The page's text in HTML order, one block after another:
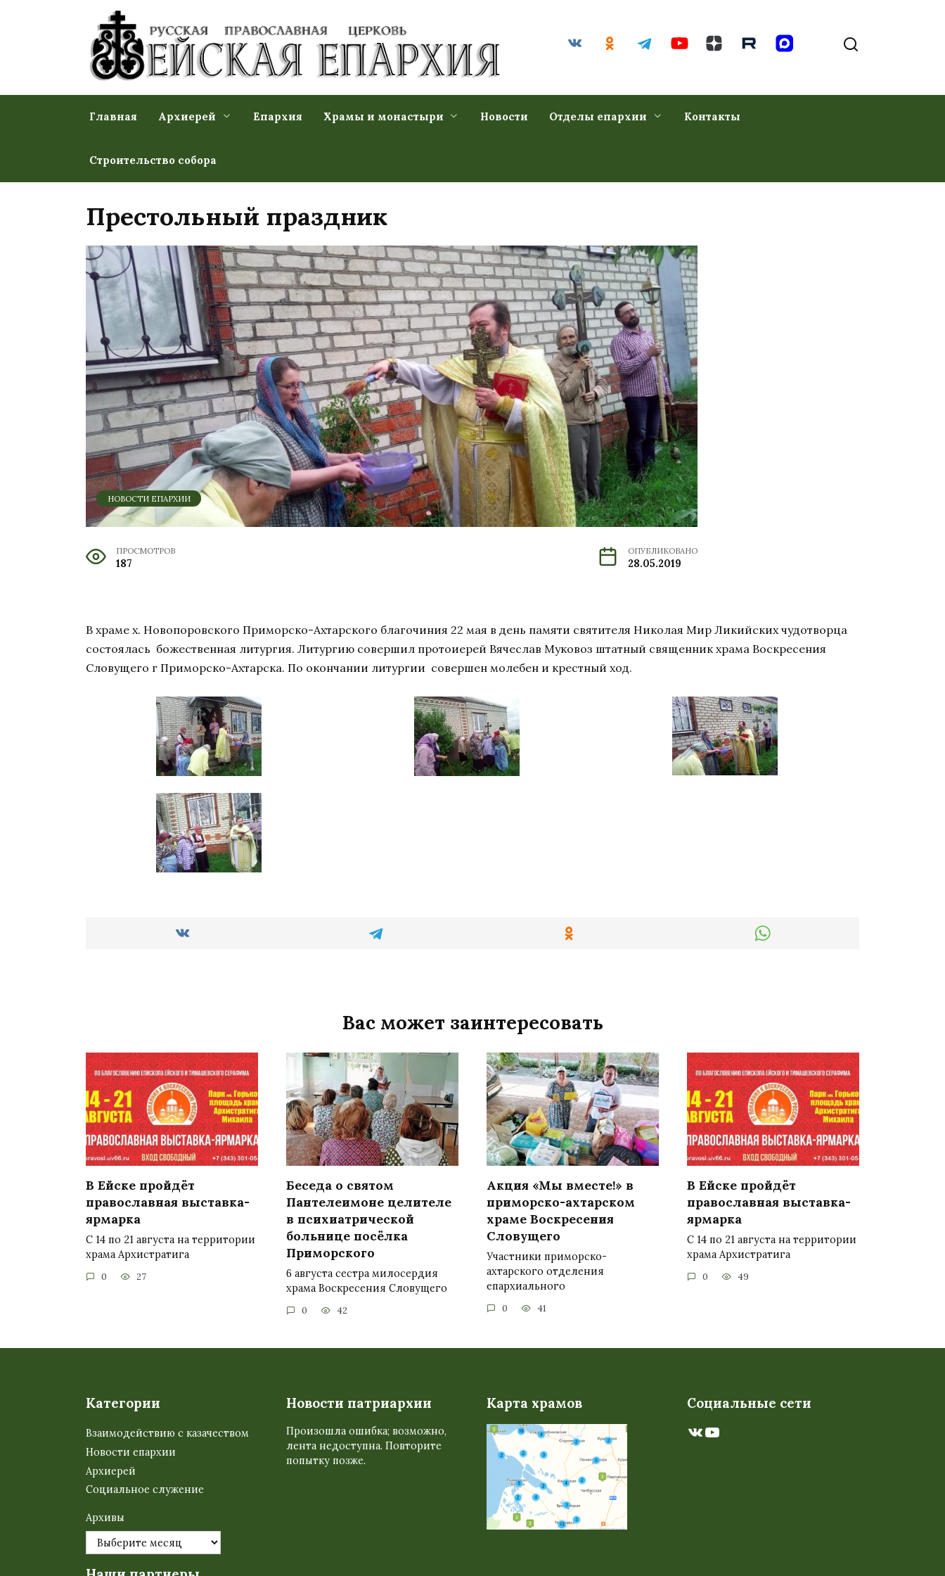
Главная Архиерей Епархия Храмы и монастыри Новости Отделы епархии Контакты
Строительство собора
Престольный праздник
НОВОСТИ ЕПАРХИИ
ПРОСМОТРОВ
187
ОПУБЛИКОВАНО
28.05.2019
В храме х. Новопоровского Приморско-Ахтарского благочиния 22 мая в день памяти святителя Николая Мир Ликийских чудотворца
состоялась божественная литургия. Литургию совершил протоиерей Вячеслав Муковоз штатный священник храма Воскресения
Словущего г Приморско-Ахтарска. По окончании литургии совершен молебен и крестный ход.
Вас может заинтересовать
В Ейске пройдёт
православная выставка-
ярмарка
С 14 по 21 августа на территории
храма Архистратига
0 27
Беседа о святом
Пантелеимоне целителе
в психиатрической
больнице посёлка
Приморского
6 августа сестра милосердия
храма Воскресения Словущего
0 42
Акция «Мы вместе!» в
приморско-ахтарском
храме Воскресения
Словущего
Участники приморско-
ахтарского отделения
епархиального
0 41
В Ейске пройдёт
православная выставка-
ярмарка
С 14 по 21 августа на территории
храма Архистратига
0 49
Категории
Взаимодействию с казачеством
Новости епархии
Архиерей
Социальное служение
Архивы
Новости патриархии
Произошла ошибка; возможно,
лента недоступна. Повторите
попытку позже.
Карта храмов Социальные сети
ВКонтакте
YouTube